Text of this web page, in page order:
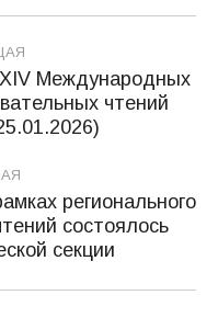
Международных
чтений
регионального
состоялось
секции